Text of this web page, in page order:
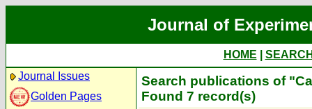
Journal of
HOME
Journal Issues
Golden Pages
Search publications of
Found 7 record(s)